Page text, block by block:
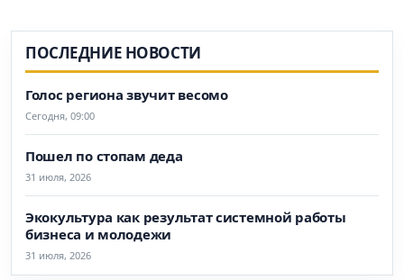
ПОСЛЕДНИЕ НОВОСТИ
Голос региона звучит весомо
Сегодня, 09:00
Пошел по стопам деда
31 июля, 2026
Экокультура как результат системной работы
бизнеса и молодежи
31 июля, 2026